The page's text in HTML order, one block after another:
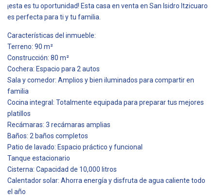
¡esta es tu oportunidad! Esta casa en venta en San Isidro Itzicuaro
es perfecta para ti y tu familia.
Características del inmueble:
Terreno: 90 m²
Construcción: 80 m²
Cochera: Espacio para 2 autos
Sala y comedor: Amplios y bien iluminados para compartir en
familia
Cocina integral: Totalmente equipada para preparar tus mejores
platillos
Recámaras: 3 recámaras amplias
Baños: 2 baños completos
Patio de lavado: Espacio práctico y funcional
Tanque estacionario
Cisterna: Capacidad de 10,000 litros
Calentador solar: Ahorra energía y disfruta de agua caliente todo
el año